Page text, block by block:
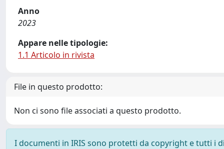
Anno
2023
Appare nelle tipologie:
1.1 Articolo in rivista
File in questo prodotto:
Non ci sono file associati a questo prodotto.
I documenti in IRIS sono protetti da copyright e tutti i